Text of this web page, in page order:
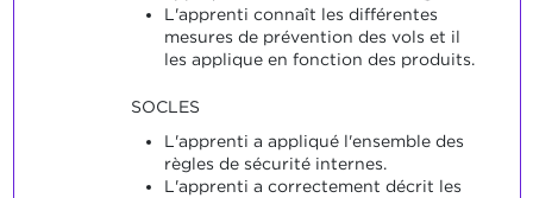
L'apprenti connaît les différentes
mesures de prévention des vols et il
les applique en fonction des produits.
SOCLES
L'apprenti a appliqué l'ensemble des
règles de sécurité internes.
L'apprenti a correctement décrit les